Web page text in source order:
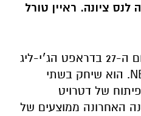
ציונה. ראיין טורל
בהמשך נבחר טורל במקום ה-27 בדראפט הג׳י-ליג
- ליגת הפיתוח של ה-NBA. הוא שיחק בשתי
של דטרויט
האחרונה ממוצעים של